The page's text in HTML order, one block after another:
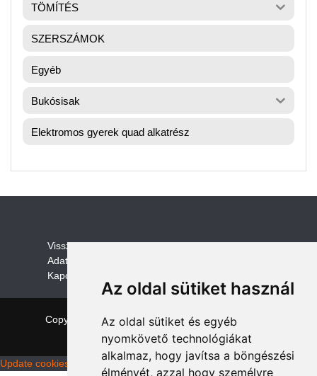
Az oldal sütiket használ
Az oldal sütiket és egyéb
nyomkövető technológiákat
alkalmaz, hogy javítsa a böngészési
élményét, azzal hogy személyre
TÖMÍTÉS
SZERSZÁMOK
Egyéb
Bukósisak
Elektromos gyerek quad alkatrész
Visszaküldési és visszatérítési szabályzat
Adatvédelem /GDPR
Kapcsolat
Copyright © 2026 quadalkatreszek.com | Theme:
NewStoreby ThemeFarmer
Update cookies preferences